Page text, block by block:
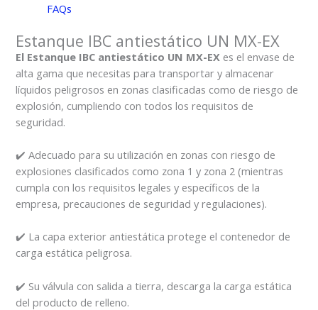
FAQs
Estanque IBC antiestático UN MX-EX
El Estanque IBC antiestático UN MX-EX es el envase de
alta gama que necesitas para transportar y almacenar
líquidos peligrosos en zonas clasificadas como de riesgo de
explosión, cumpliendo con todos los requisitos de
seguridad.
✔️ Adecuado para su utilización en zonas con riesgo de
explosiones clasificados como zona 1 y zona 2 (mientras
cumpla con los requisitos legales y específicos de la
empresa, precauciones de seguridad y regulaciones).
✔️ La capa exterior antiestática protege el contenedor de
carga estática peligrosa.
✔️ Su válvula con salida a tierra, descarga la carga estática
del producto de relleno.